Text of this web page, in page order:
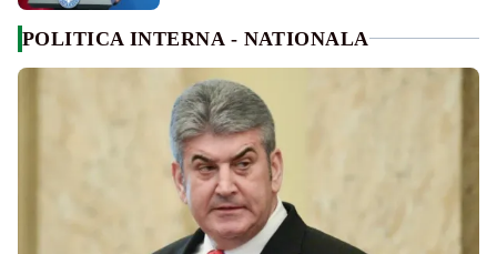
POLITICA INTERNA - NATIONALA